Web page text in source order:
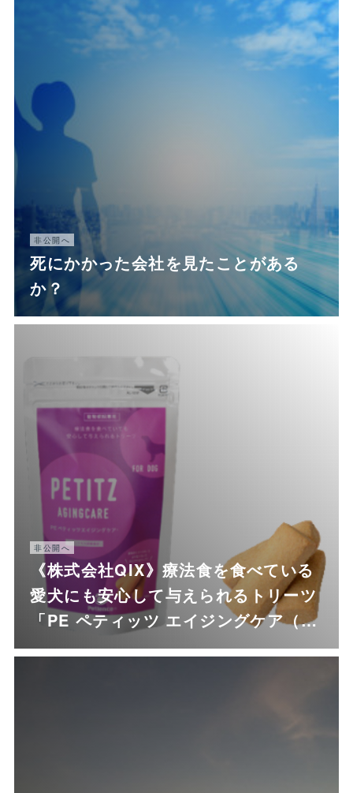
非公開へ
死にかかった会社を見たことがある
か？
非公開へ
《株式会社QIX》療法食を食べている
愛犬にも安心して与えられるトリーツ
「PE ペティッツ エイジングケア（…